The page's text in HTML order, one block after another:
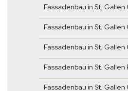
Fassadenbau in St.
Fassadenbau in St.
Fassadenbau in St. Gallen
Fassadenbau in St. Gallen
Fassadenbau in St. Gallen